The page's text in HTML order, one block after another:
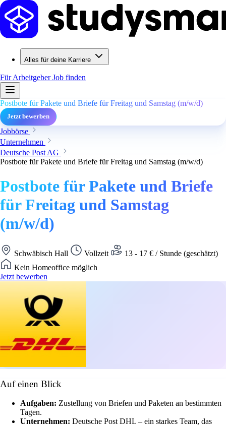
Alles für deine Karriere
Für ArbeitgeberJob finden
Postbote für Pakete und Briefe für Freitag und Samstag (m/w/d)
Jetzt bewerben
Jobbörse
Unternehmen
Deutsche Post AG
Postbote für Pakete und Briefe für Freitag und Samstag (m/w/d)
Postbote für Pakete und Briefe
für Freitag und Samstag
(m/w/d)
Schwäbisch Hall Vollzeit
13 - 17 € / Stunde (geschätzt)
Kein Homeoffice möglich
Jetzt bewerben
Auf einen Blick
Aufgaben: Zustellung von Briefen und Paketen an bestimmten
Tagen.
Unternehmen: Deutsche Post DHL – ein starkes Team, das